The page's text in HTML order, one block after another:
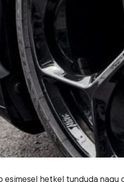
esimesel hetkel tunduda nagu